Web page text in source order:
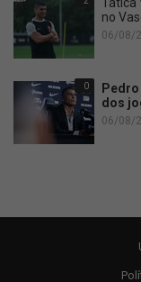
no
06/08/
0
dos
06/08/